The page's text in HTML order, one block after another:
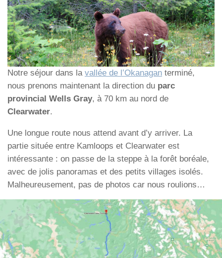
Notre séjour dans la vallée de l’Okanagan terminé,
nous prenons maintenant la direction du parc
provincial Wells Gray, à 70 km au nord de
Clearwater.
Une longue route nous attend avant d’y arriver. La
partie située entre Kamloops et Clearwater est
intéressante : on passe de la steppe à la forêt boréale,
avec de jolis panoramas et des petits villages isolés.
Malheureusement, pas de photos car nous roulions…